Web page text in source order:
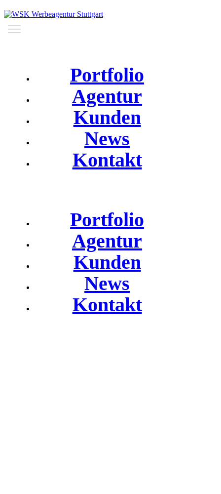
Portfolio
Agentur
Kunden
News
Kontakt
Portfolio
Agentur
Kunden
News
Kontakt